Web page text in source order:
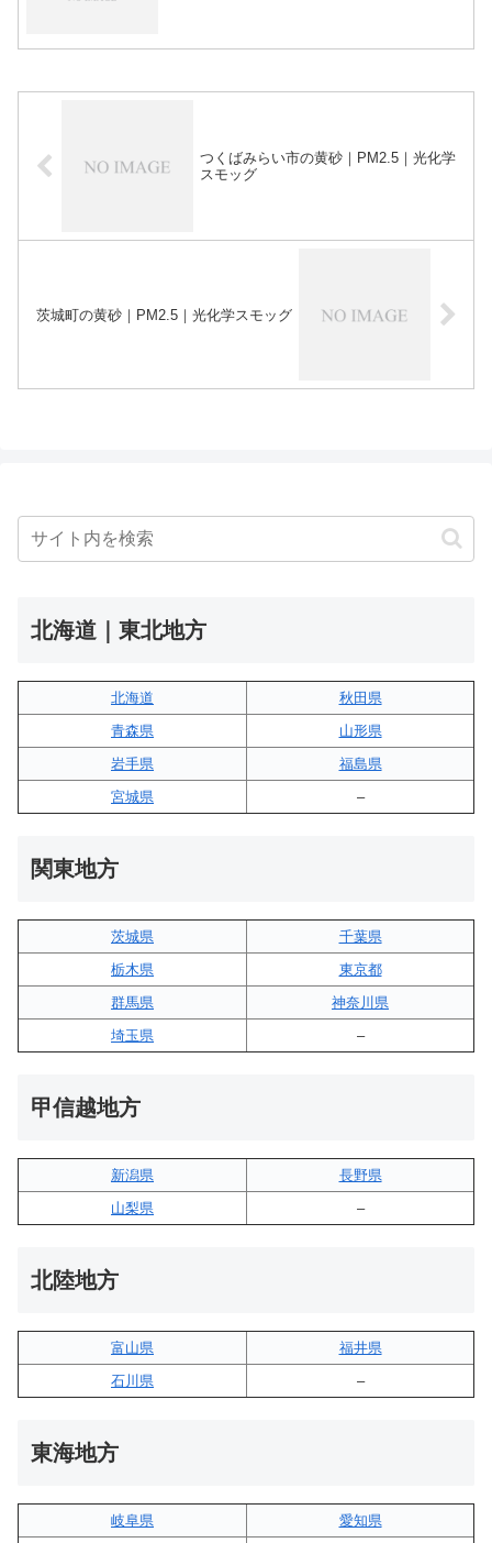
つくばみらい市の黄砂｜PM2.5｜光化学
スモッグ
茨城町の黄砂｜PM2.5｜光化学スモッグ
北海道｜東北地方
北海道
秋田県
青森県
山形県
岩手県
福島県
宮城県
–
関東地方
茨城県
千葉県
栃木県
東京都
群馬県
神奈川県
埼玉県
–
甲信越地方
新潟県
長野県
山梨県
–
北陸地方
富山県
福井県
石川県
–
東海地方
岐阜県
愛知県